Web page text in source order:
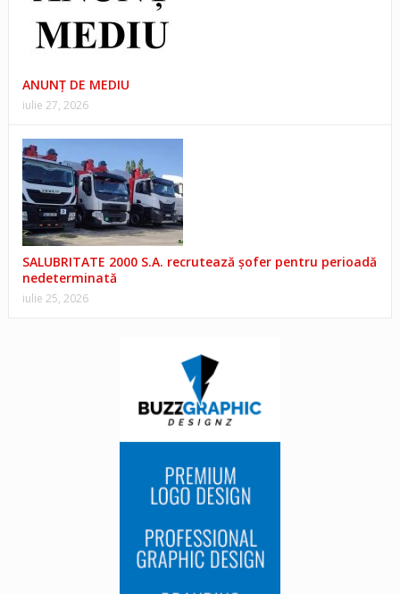
ANUNŢ DE MEDIU
iulie 27, 2026
SALUBRITATE 2000 S.A. recrutează șofer pentru perioadă
nedeterminată
iulie 25, 2026